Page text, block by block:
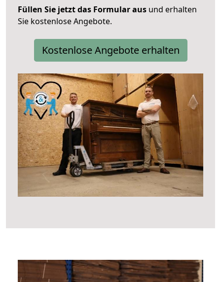
Füllen Sie jetzt das Formular aus und erhalten
Sie kostenlose Angebote.
Kostenlose Angebote erhalten